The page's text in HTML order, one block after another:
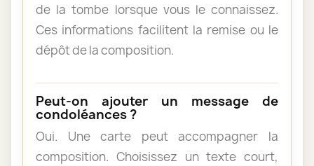
de la tombe lorsque vous le connaissez.
Ces informations facilitent la remise ou le
dépôt de la composition.
Peut-on ajouter un message de
condoléances ?
Oui. Une carte peut accompagner la
composition. Choisissez un texte court,